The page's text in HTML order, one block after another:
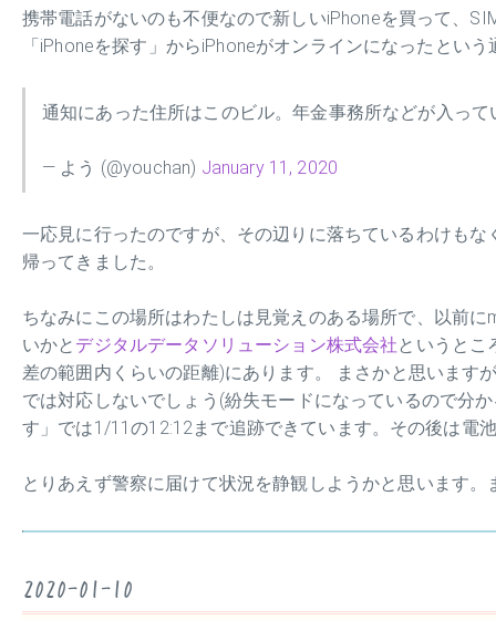
携帯電話がないのも不便なので新しいiPhoneを買って、
「iPhoneを探す」からiPhoneがオンラインになったとい
通知にあった住所はこのビル。年金事務所などが入っ
— よう (@youchan) January 11, 2020
一応見に行ったのですが、その辺りに落ちているわけも
帰ってきました。
ちなみにこの場所はわたしは見覚えのある場所で、以前
いかと デジタルデータソリューション株式会社 というとこ
差の範囲内くらいの距離)にあります。 まさかと思います
では対応しないでしょう(紛失モードになっているので分
す」では1/11の12:12まで追跡できています。その後は電
とりあえず警察に届けて状況を静観しようかと思います
2020-01-10